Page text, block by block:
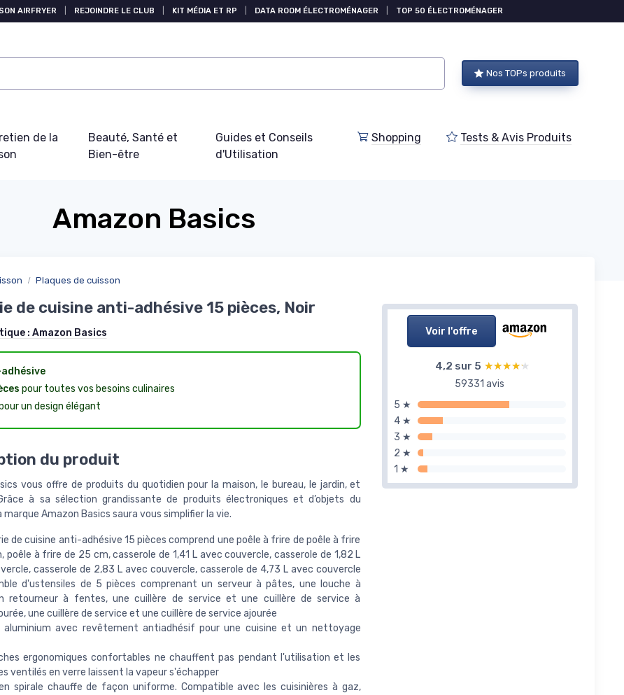
AIRFRYER REJOINDRE LE CLUB KIT MÉDIA ET RP DATA ROOM ÉLECTROMÉNAGER TOP 50 ÉLECTROMÉNAGER
Nos TOPs produits
de la
Beauté, Santé et
Bien-être
Guides et Conseils
d'Utilisation
Shopping Tests & Avis Produits
Amazon Basics
Plaques de cuisson
Voir l'offre
4,2 sur 5 ★★★★★
★★★★★
59331 avis
5 ★
4 ★
3 ★
2 ★
1 ★
de cuisine anti-adhésive 15 pièces, Noir
: Amazon Basics
pour toutes vos besoins culinaires
un design élégant
du produit
vous offre de produits du quotidien pour la maison, le bureau, le jardin, et
à sa sélection grandissante de produits électroniques et d’objets du
marque Amazon Basics saura vous simplifier la vie.
de cuisine anti-adhésive 15 pièces comprend une poêle à frire de poêle à frire
poêle à frire de 25 cm, casserole de 1,41 L avec couvercle, casserole de 1,82 L
casserole de 2,83 L avec couvercle, casserole de 4,73 L avec couvercle
d'ustensiles de 5 pièces comprenant un serveur à pâtes, une louche à
retourneur à fentes, une cuillère de service et une cuillère de service à
une cuillère de service et une cuillère de service ajourée
aluminium avec revêtement antiadhésif pour une cuisine et un nettoyage
ergonomiques confortables ne chauffent pas pendant l'utilisation et les
ventilés en verre laissent la vapeur s'échapper
spirale chauffe de façon uniforme. Compatible avec les cuisinières à gaz,